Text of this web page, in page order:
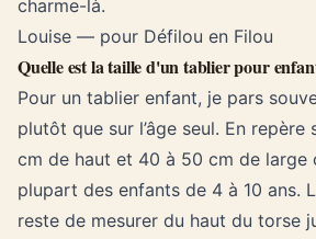
charme-là.
Louise — pour Défilou en Filou
Quelle est la taille d'un tablier pour
Pour un tablier enfant, je pars
plutôt que sur l’âge seul. En repère
cm de haut et 40 à 50 cm de large
plupart des enfants de 4 à 10 ans.
reste de mesurer du haut du torse